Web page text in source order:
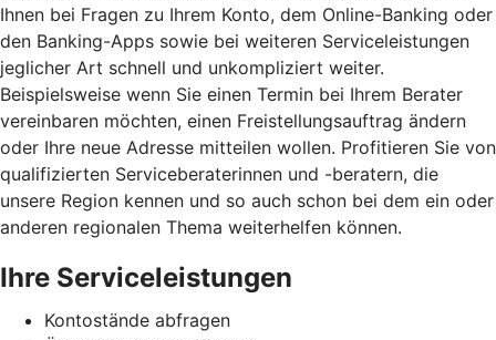
Ihnen bei Fragen zu Ihrem Konto, dem Online-Banking oder
den Banking-Apps sowie bei weiteren Serviceleistungen
jeglicher Art schnell und unkompliziert weiter.
Beispielsweise wenn Sie einen Termin bei Ihrem Berater
vereinbaren möchten, einen Freistellungsauftrag ändern
oder Ihre neue Adresse mitteilen wollen. Profitieren Sie von
qualifizierten Serviceberaterinnen und -beratern, die
unsere Region kennen und so auch schon bei dem ein oder
anderen regionalen Thema weiterhelfen können.
Ihre Serviceleistungen
Kontostände abfragen